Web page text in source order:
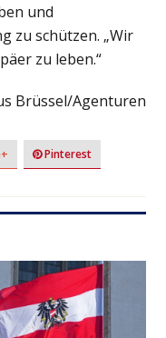
und
zu schützen. „Wir
zu leben.“
Brüssel/Agenturen
Pinterest